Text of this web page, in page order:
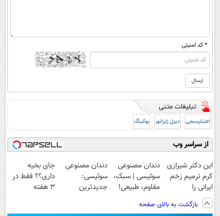
* کد امنیتی
اعتبارسنجی دیزل ژنراتور بوکینگ
از سراسر وب
این دکتر شیرازی
کرم ترمیم زخم
ایرانی را
ساخت!!!
دندان مصنوعی
سوئیسی | سبک،
مقاوم، طبیعی!
رایگان+پرداخت
دندان مصنوعی
سوئیسی:
جدیدترین
جای بخیه
داری؟؟ فقط در
3 هفته
بازگشت به بالای صفحه